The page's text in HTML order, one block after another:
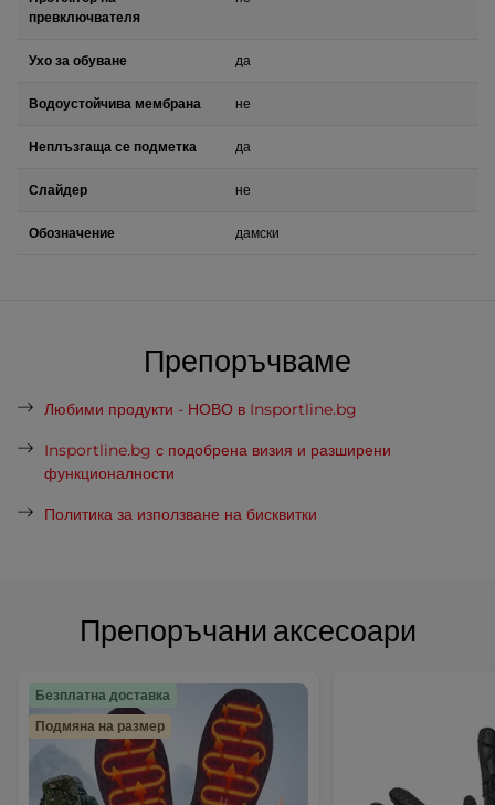
Препоръчани аксесоари
Безплатна доставка
Подмяна на размер
превключвателя
Ухо за обуване да
Водоустойчива мембрана не
Неплъзгаща се подметка да
Слайдер не
Обозначение дамски
Препоръчваме
Любими продукти - НОВО в Insportline.bg
Insportline.bg с подобрена визия и разширени
функционалности
Политика за използване на бисквитки